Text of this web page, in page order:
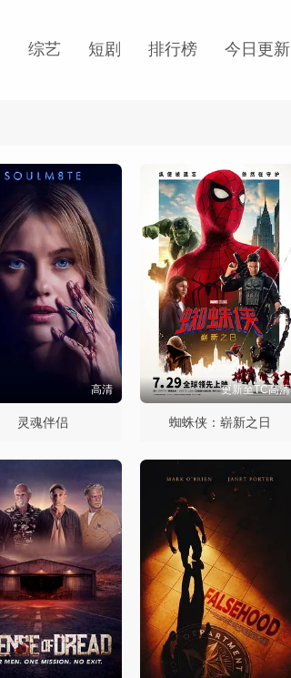
综艺 短剧 排行榜 今日更新
高清
灵魂伴侣
更新至TC高清
蜘蛛侠：崭新之日